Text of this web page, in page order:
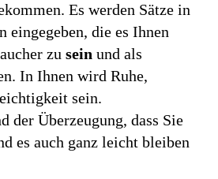
Es werden Sätze in
eingegeben, die es Ihnen
zu sein und als
In Ihnen wird Ruhe,
sein.
der Überzeugung, dass Sie
es auch ganz leicht bleiben